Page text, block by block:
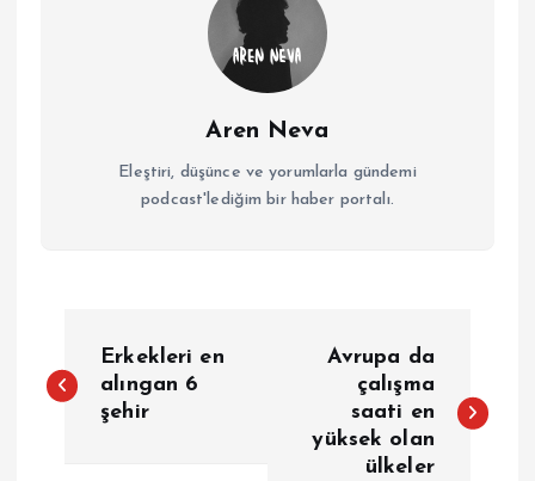
Aren Neva
Eleştiri, düşünce ve yorumlarla gündemi
podcast'lediğim bir haber portalı.
a
Erkekleri en
alıngan 6
şehir
Avrupa da
çalışma
saati en
yüksek olan
ülkeler